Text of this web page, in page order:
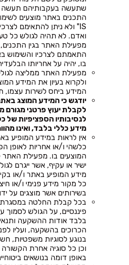
שתעשה בעקבותיהם תעשה
IS" ולא ניתן להתאימם לצרכיו של כל אדם
ואדם. לא תהיה לגולש כל
מפעילת האתר בגין התכנים,
התאמתם לצרכיו והשימוש
בו, יהיה על אחריותו
מפעילת האתר ממליצה
ולקרוא בעיון את המידע
המידע ביחס לשירות עצמו,
יודגש כי המידע המוצג
לקבלת יעוץ פרטני מגורם
לנסיבותיו הספציפיות של
מידע כללי בלבד, ואינו
אין לראות במידע המופיע
כלשהי ו/או אחריות לאופן
המוצעים בו. מפעילת
ישיר או עקיף, אשר ייגרם
מידע המופיע באתר ו/או
כל מקור מידע פנימי ו/או
בשירותים אשר מוצגים על
בכל קבלת החלטה במסגרת
פיננסיים, על הגולש
בלבד אודות ההשקעה
הכרוכים בהשקעה, ועליו
בנוגע לסוגיות משפטיות,
וכן כל סוגיה אחרת
באופן דומה בנושאים